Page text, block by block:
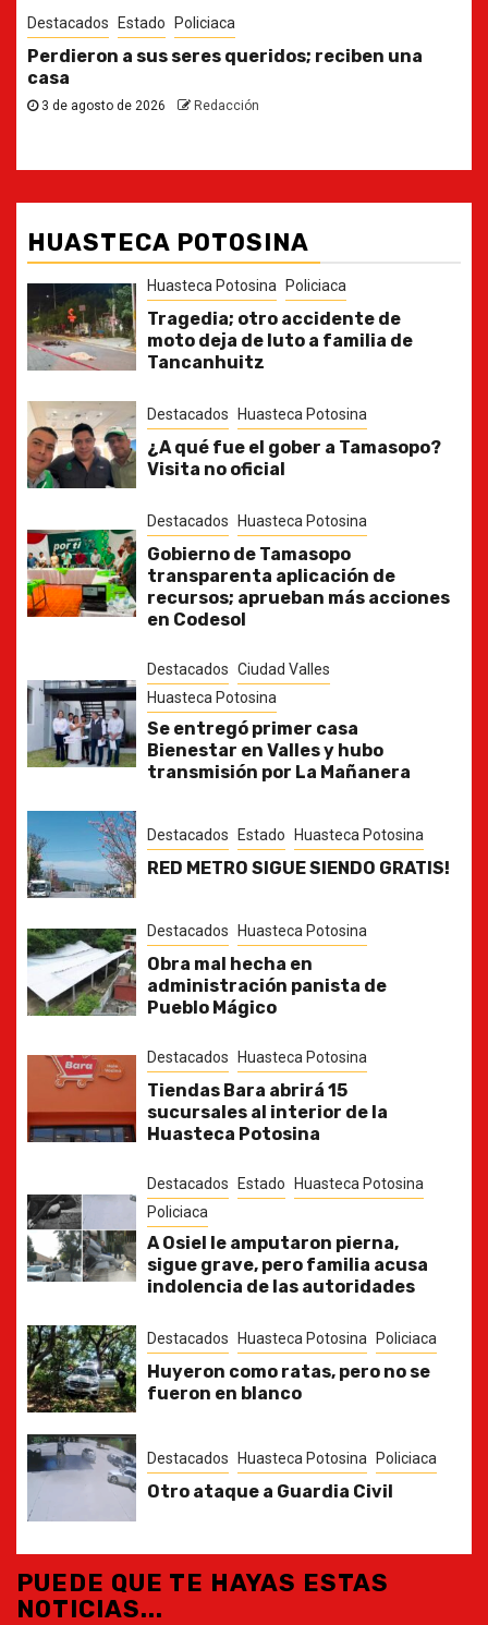
Destacados Estado
Ya casi, el quinto informe del Gobernador
30 de julio de 2026
HUASTECA POTOSINA
Huasteca Potosina Policiaca
Tragedia; otro accidente de
moto deja de luto a familia de
Tancanhuitz
Destacados Huasteca Potosina
¿A qué fue el gober a Tamasopo?
Visita no oficial
Destacados Huasteca Potosina
Gobierno de Tamasopo
transparenta aplicación de
recursos; aprueban más acciones
en Codesol
Destacados Ciudad Valles
Huasteca Potosina
Se entregó primer casa
Bienestar en Valles y hubo
transmisión por La Mañanera
Destacados Estado Huasteca Potosina
RED METRO SIGUE SIENDO GRATIS!
Destacados Huasteca Potosina
Obra mal hecha en
administración panista de
Pueblo Mágico
Destacados Huasteca Potosina
Tiendas Bara abrirá 15
sucursales al interior de la
Huasteca Potosina
Destacados Estado
Huasteca Potosina
Policiaca
A Osiel le amputaron pierna,
sigue grave, pero familia acusa
indolencia de las autoridades
Destacados Huasteca Potosina Policiaca
Huyeron como ratas, pero no se
fueron en blanco
Destacados Huasteca Potosina Policiaca
Otro ataque a Guardia Civil
PUEDE QUE TE HAYAS ESTAS
NOTICIAS...